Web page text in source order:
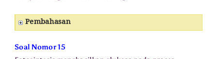
Pembahasan
Soal Nomor 15